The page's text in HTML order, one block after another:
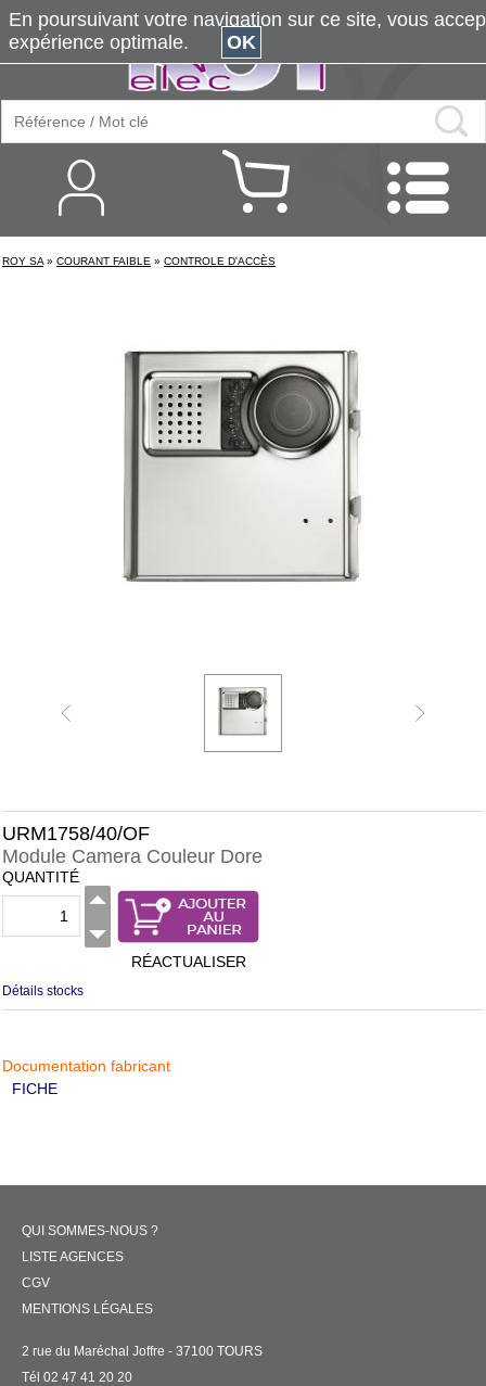
ROY SA » COURANT FAIBLE » CONTROLE D'ACCÈS
URM1758/40/OF
Module Camera Couleur Dore
QUANTITÉ
RÉACTUALISER
Détails stocks
Documentation fabricant
FICHE
QUI SOMMES-NOUS ?
LISTE AGENCES
CGV
MENTIONS LÉGALES
2 rue du Maréchal Joffre - 37100 TOURS
Tél 02 47 41 20 20
En poursuivant votre navigation sur ce site, vous
expérience optimale.
OK